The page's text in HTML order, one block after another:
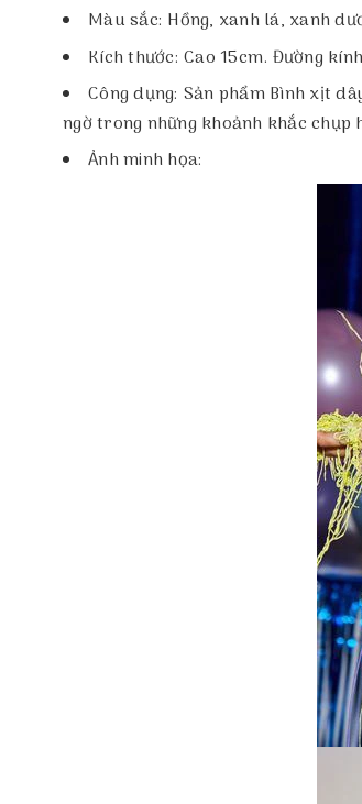
Màu sắc: Hồng, xanh lá, xanh
Kích thước: Cao 15cm. Đường
Công dụng: Sản phẩm Bình xịt
ngờ trong những khoảnh khắc chụp
Ảnh minh họa: